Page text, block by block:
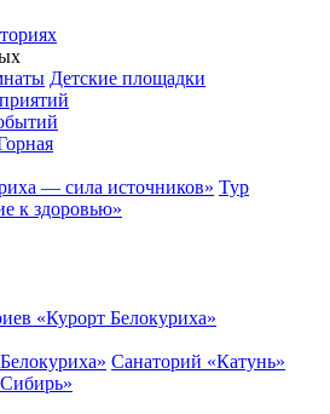
Детские площадки
— сила источников» Тур
к здоровью»
«Курорт Белокуриха»
Санаторий «Катунь»